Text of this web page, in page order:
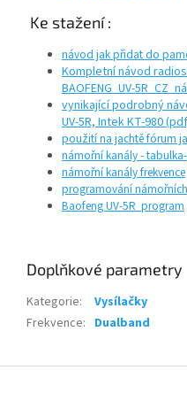
Ke stažení :
návod jak přidat do
Kompletní návod
BAOFENG_UV-
vynikající podrobný
UV-5R, Intek KT-980
použití na jachtě fórum
námořní kanály -
námořní kanály frekvence
programování námořních
Baofeng UV-5R program
Doplňkové parametry
Kategorie:
Vysílačky
Frekvence: Dualband